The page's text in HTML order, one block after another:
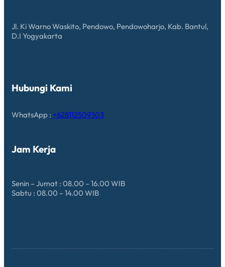
Jl. Ki Warno Waskito, Pendowo, Pendowoharjo, Kab. Bantul,
D.I Yogyakarta
Hubungi Kami
WhatsApp : +628112509303
Jam Kerja
Senin – Jumat : 08.00 – 16.00 WIB
Sabtu : 08.00 – 14.00 WIB